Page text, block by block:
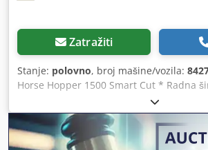
Zatražiti
Stanje: polovno, broj mašine/vozila:
Horse Hopper 1500 Smart Cut * Radna
Zapremina sakupljača 1.500 l *
* H60 krilasti noževi * Pomoćni točkovi
Kardansko vratilo sa slobodnim hodom
hidrauličnim pražnjenjem dna * Brzina